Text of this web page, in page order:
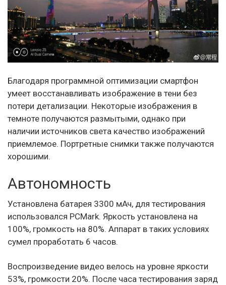
Благодаря программной оптимизации смартфон
умеет восстанавливать изображение в тени без
потери детализации. Некоторые изображения в
темноте получаются размытыми, однако при
наличии источников света качество изображений
приемлемое. Портретные снимки также получаются
хорошими.
Автономность
Установлена батарея 3300 мАч, для тестирования
использовался PCMark. Яркость установлена на
100%, громкость на 80%. Аппарат в таких условиях
сумел проработать 6 часов.
Воспроизведение видео велось на уровне яркости
53%, громкости 20%. После часа тестирования заряд